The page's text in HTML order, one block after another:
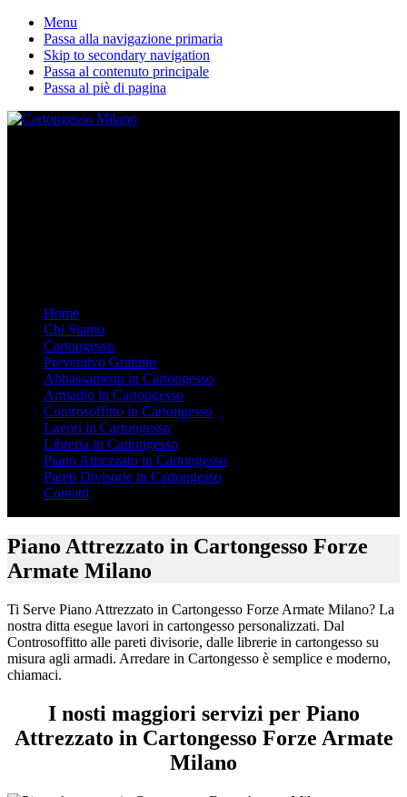
Menu
Passa alla navigazione primaria
Skip to secondary navigation
Passa al contenuto principale
Passa al piè di pagina
Home
Chi Siamo
Cartongesso
Preventivo Gratuito
Abbassamenti in Cartongesso
Armadio in Cartongesso
Controsoffitto in Cartongesso
Lavori in Cartongesso
Libreria in Cartongesso
Piano Attrezzato in Cartongesso
Pareti Divisorie in Cartongesso
Contatti
Piano Attrezzato in Cartongesso Forze
Armate Milano
Ti Serve Piano Attrezzato in Cartongesso Forze Armate Milano? La
nostra ditta esegue lavori in cartongesso personalizzati. Dal
Controsoffitto alle pareti divisorie, dalle librerie in cartongesso su
misura agli armadi. Arredare in Cartongesso è semplice e moderno,
chiamaci.
I nosti maggiori servizi per Piano
Attrezzato in Cartongesso Forze Armate
Milano